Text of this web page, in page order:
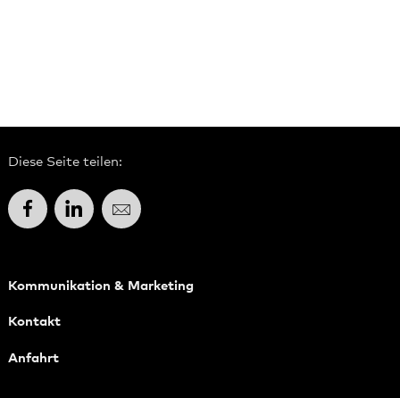
Diese Seite teilen:
FacebookLinkedInE-Mail
Kommunikation & Marketing
Kontakt
Anfahrt